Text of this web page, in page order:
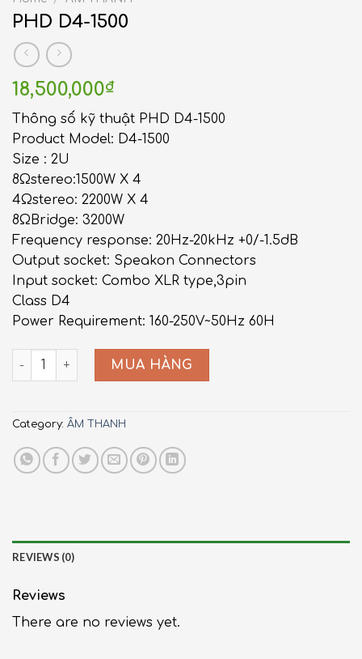
PHD D4-1500
18,500,000₫
Thông số kỹ thuật PHD D4-1500
Product Model: D4-1500
Size : 2U
8Ωstereo:1500W X 4
4Ωstereo: 2200W X 4
8ΩBridge: 3200W
Frequency response: 20Hz-20kHz +0/-1.5dB
Output socket: Speakon Connectors
Input socket: Combo XLR type,3pin
Class D4
Power Requirement: 160-250V~50Hz 60H
PHD D4-1500 quantity
MUA HÀNG
Category: ÂM THANH
REVIEWS (0)
Reviews
There are no reviews yet.